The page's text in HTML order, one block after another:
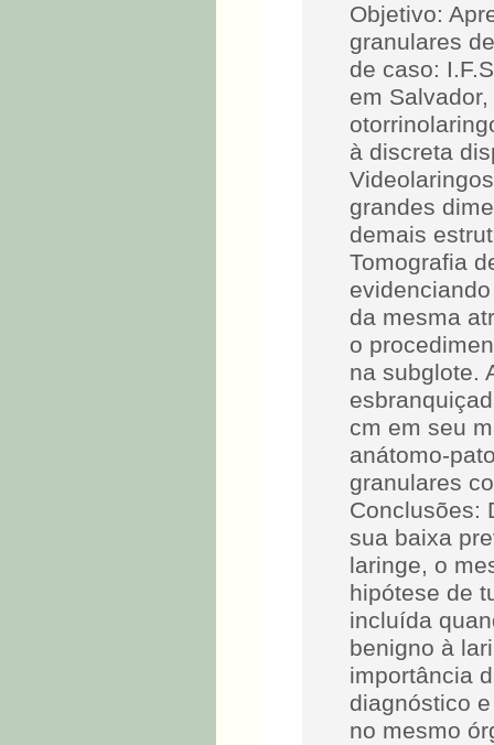
Objetivo:
granulares
de caso:
em
à discreta
grandes
demais
Tomografia
da mesma
o
na subglote.
cm em seu
anátomo-
granulares
Conclusões:
sua baixa
laringe, o
hipótese de
incluída
benigno à
importância
diagnóstico
no mesmo